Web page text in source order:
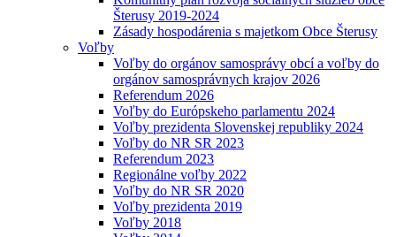
Šterusy 2019-2024
Zásady hospodárenia s majetkom Obce Šterusy
Voľby
Voľby do orgánov samosprávy obcí a voľby do
orgánov samosprávnych krajov 2026
Referendum 2026
Voľby do Európskeho parlamentu 2024
Voľby prezidenta Slovenskej republiky 2024
Voľby do NR SR 2023
Referendum 2023
Regionálne voľby 2022
Voľby do NR SR 2020
Voľby prezidenta 2019
Voľby 2018